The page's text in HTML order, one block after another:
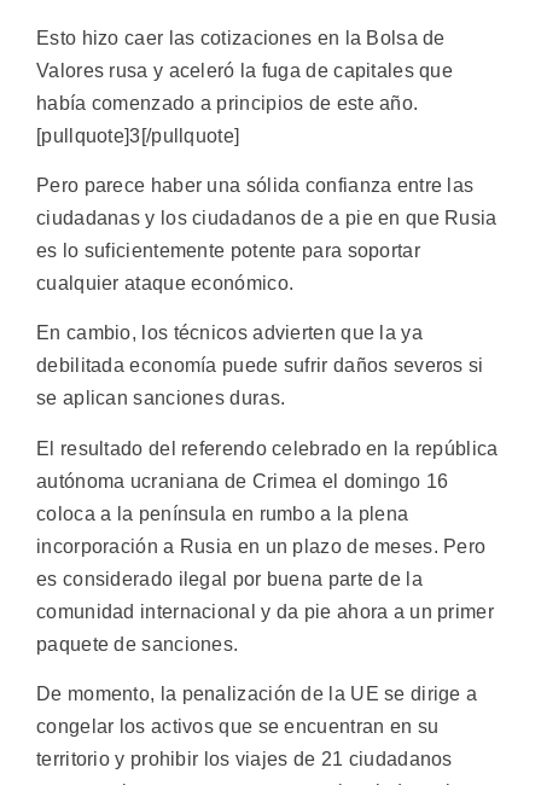
Esto hizo caer las cotizaciones en la Bolsa de
Valores rusa y aceleró la fuga de capitales que
había comenzado a principios de este año.
[pullquote]3[/pullquote]
Pero parece haber una sólida confianza entre las
ciudadanas y los ciudadanos de a pie en que Rusia
es lo suficientemente potente para soportar
cualquier ataque económico.
En cambio, los técnicos advierten que la ya
debilitada economía puede sufrir daños severos si
se aplican sanciones duras.
El resultado del referendo celebrado en la república
autónoma ucraniana de Crimea el domingo 16
coloca a la península en rumbo a la plena
incorporación a Rusia en un plazo de meses. Pero
es considerado ilegal por buena parte de la
comunidad internacional y da pie ahora a un primer
paquete de sanciones.
De momento, la penalización de la UE se dirige a
congelar los activos que se encuentran en su
territorio y prohibir los viajes de 21 ciudadanos